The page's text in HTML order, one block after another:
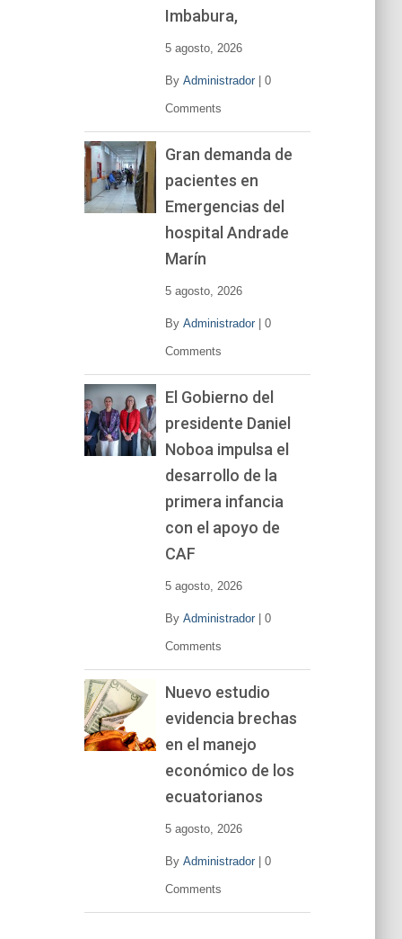
Imbabura,
5 agosto, 2026
By Administrador| 0
Comments
Gran demanda de
pacientes en
Emergencias del
hospital Andrade
Marín
5 agosto, 2026
By Administrador| 0
Comments
El Gobierno del
presidente Daniel
Noboa impulsa el
desarrollo de la
primera infancia
con el apoyo de
CAF
5 agosto, 2026
By Administrador| 0
Comments
Nuevo estudio
evidencia brechas
en el manejo
económico de los
ecuatorianos
5 agosto, 2026
By Administrador| 0
Comments